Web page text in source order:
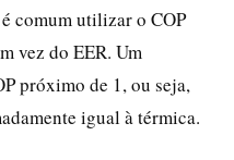
comum utilizar o COP
vez do EER. Um
próximo de 1, ou seja,
igual à térmica.